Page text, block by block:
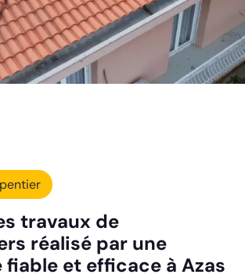
travaux de
réalisé par une
et efficace à Azas